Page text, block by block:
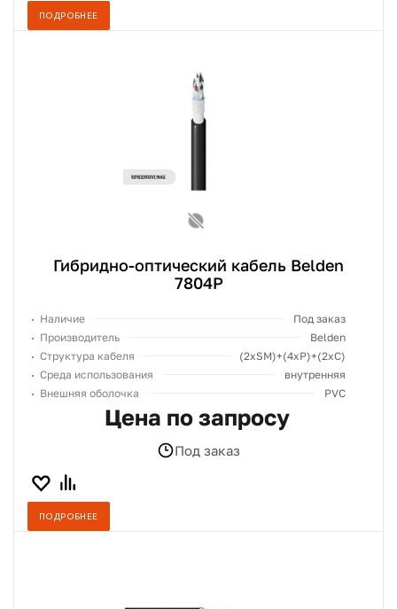
ПОДРОБНЕЕ
Гибридно-оптический кабель Belden
7804P
Наличие
Под заказ
Производитель
Belden
Структура кабеля
(2хSM)+(4xP)+(2xC)
Среда использования
внутренняя
Внешняя оболочка
PVC
Цена по запросу
Под заказ
ПОДРОБНЕЕ